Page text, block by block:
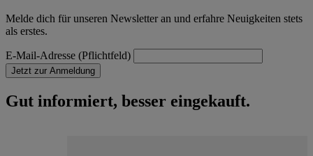
Melde dich für unseren Newsletter an und erfahre Neuigkeiten stets
als erstes.
E-Mail-Adresse (Pflichtfeld)
Jetzt zur Anmeldung
Gut informiert, besser eingekauft.